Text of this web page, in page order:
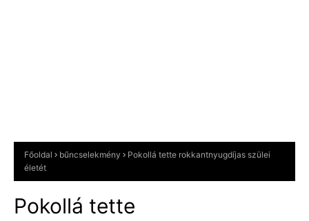
Főoldal bűncselekmény
Pokollá tette rokkantnyugdíjas szülei
életét
Pokollá tette